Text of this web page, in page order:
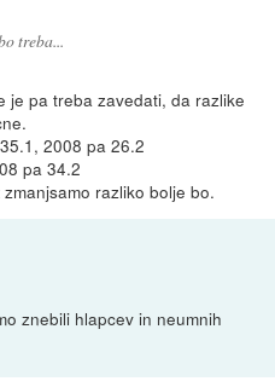
treba...
je pa treba zavedati, da razlike
2008 pa 26.2
pa 34.2
razliko bolje bo.
znebili hlapcev in neumnih